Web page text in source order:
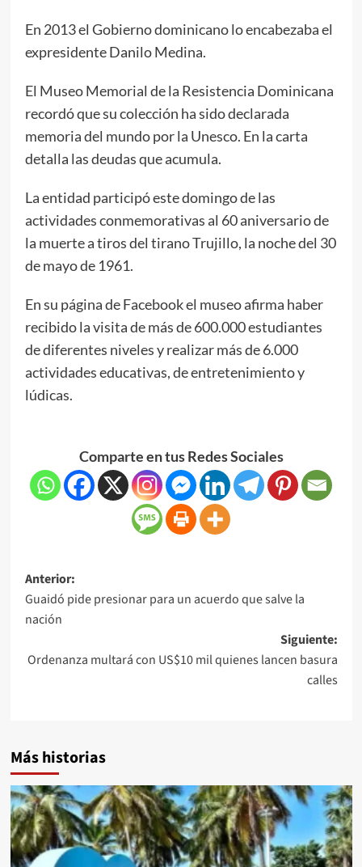
En 2013 el Gobierno dominicano lo encabezaba el
expresidente Danilo Medina.
El Museo Memorial de la Resistencia Dominicana
recordó que su colección ha sido declarada
memoria del mundo por la Unesco. En la carta
detalla las deudas que acumula.
La entidad participó este domingo de las
actividades conmemorativas al 60 aniversario de
la muerte a tiros del tirano Trujillo, la noche del 30
de mayo de 1961.
En su página de Facebook el museo afirma haber
recibido la visita de más de 600.000 estudiantes
de diferentes niveles y realizar más de 6.000
actividades educativas, de entretenimiento y
lúdicas.
Comparte en tus Redes Sociales
Anterior:
Guaidó pide presionar para un acuerdo que salve la
nación
Siguiente:
Ordenanza multará con US$10 mil quienes lancen basura
calles
Más historias